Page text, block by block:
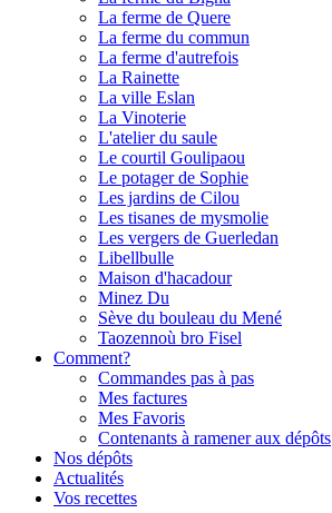
La ferme de Quere
La ferme du commun
La ferme d'autrefois
La Rainette
La ville Eslan
La Vinoterie
L'atelier du saule
Le courtil Goulipaou
Le potager de Sophie
Les jardins de Cilou
Les tisanes de mysmolie
Les vergers de Guerledan
Libellbulle
Maison d'hacadour
Minez Du
Sève du bouleau du Mené
Taozennoù bro Fisel
Comment?
Commandes pas à pas
Mes factures
Mes Favoris
Contenants à ramener aux dépôts
Nos dépôts
Actualités
Vos recettes